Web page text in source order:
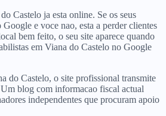
Castelo ja esta online. Se os seus
e voce nao, esta a perder clientes
bem feito, o seu site aparece quando
em Viana do Castelo no Google
do Castelo, o site profissional transmite
blog com informacao fiscal actual
independentes que procuram apoio